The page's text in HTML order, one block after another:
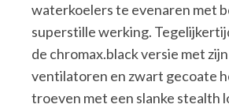
waterkoelers te evenaren met
superstille werking.
de chromax.black versie met
ventilatoren en zwart gecoate
troeven met een slanke stealth